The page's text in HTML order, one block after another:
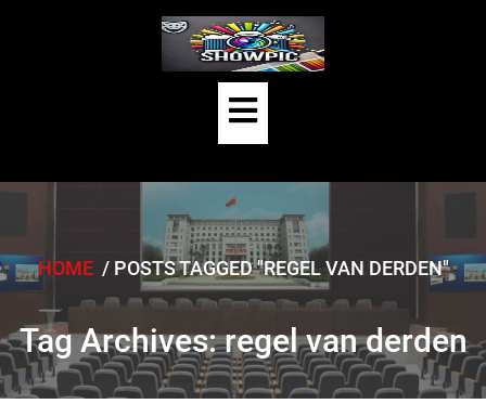
Open
Button
HOME/ POSTS TAGGED "REGEL VAN DERDEN"
Tag Archives: regel van derden